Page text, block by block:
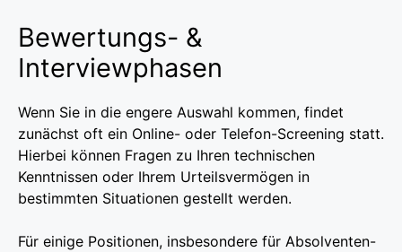
Bewertungs- &
Interviewphasen
Wenn Sie in die engere Auswahl kommen, findet
zunächst oft ein Online- oder Telefon-Screening statt.
Hierbei können Fragen zu Ihren technischen
Kenntnissen oder Ihrem Urteilsvermögen in
bestimmten Situationen gestellt werden.
Für einige Positionen, insbesondere für Absolventen-